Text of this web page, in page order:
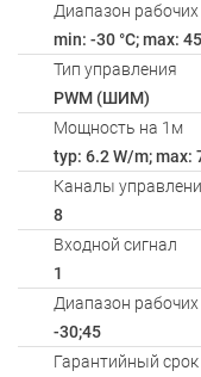
Диапазон рабочих
min: -30 °C; max:
Тип управления
PWM (ШИМ)
Мощность на 1м
typ: 6.2 W/m; max:
Каналы
8
Входной сигнал
1
Диапазон рабочих
-30;45
Гарантийный срок